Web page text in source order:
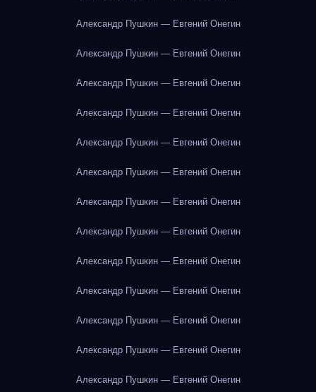
Александр Пушкин — Евгений Онегин
Александр Пушкин — Евгений Онегин
Александр Пушкин — Евгений Онегин
Александр Пушкин — Евгений Онегин
Александр Пушкин — Евгений Онегин
Александр Пушкин — Евгений Онегин
Александр Пушкин — Евгений Онегин
Александр Пушкин — Евгений Онегин
Александр Пушкин — Евгений Онегин
Александр Пушкин — Евгений Онегин
Александр Пушкин — Евгений Онегин
Александр Пушкин — Евгений Онегин
Александр Пушкин — Евгений Онегин